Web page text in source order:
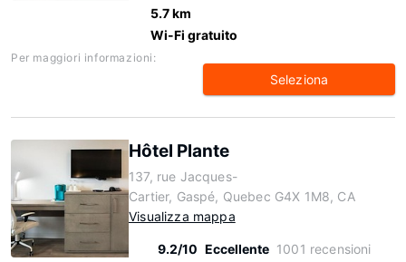
5.7 km
Wi-Fi gratuito
Per maggiori informazioni:
Seleziona
Hôtel Plante
137, rue Jacques-
Cartier, Gaspé, Quebec G4X 1M8, CA
Visualizza mappa
9.2/10 Eccellente 1001 recensioni